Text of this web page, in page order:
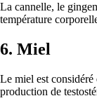
La cannelle, le
température
6. Miel
Le miel est
production de